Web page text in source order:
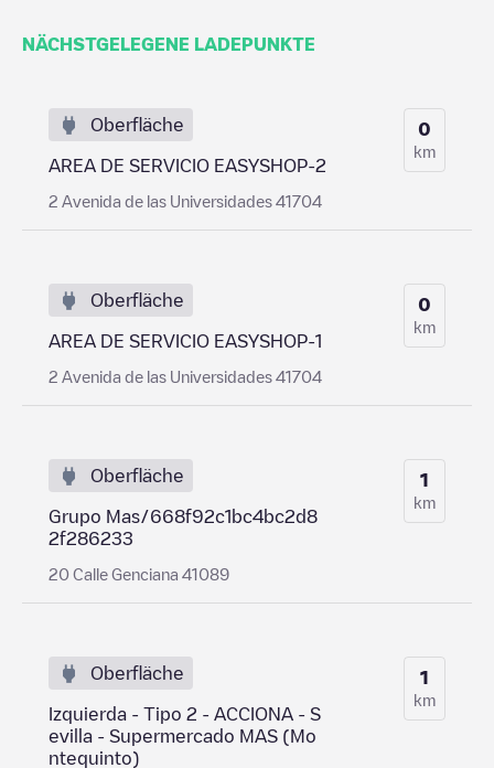
NÄCHSTGELEGENE LADEPUNKTE
Oberfläche
AREA DE SERVICIO EASYSHOP-2
2 Avenida de las Universidades 41704
0
km
Oberfläche
AREA DE SERVICIO EASYSHOP-1
2 Avenida de las Universidades 41704
0
km
Oberfläche
Grupo Mas/668f92c1bc4bc2d8
2f286233
20 Calle Genciana 41089
1
km
Oberfläche
Izquierda - Tipo 2 - ACCIONA - S
evilla - Supermercado MAS (Mo
ntequinto)
1
km